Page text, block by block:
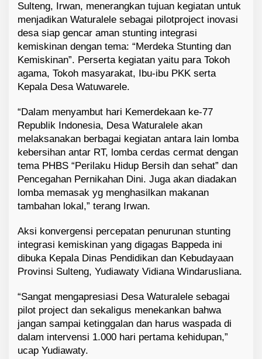
Sulteng, Irwan, menerangkan tujuan kegiatan untuk
menjadikan Waturalele sebagai pilotproject inovasi
desa siap gencar aman stunting integrasi
kemiskinan dengan tema: “Merdeka Stunting dan
Kemiskinan”. Perserta kegiatan yaitu para Tokoh
agama, Tokoh masyarakat, Ibu-ibu PKK serta
Kepala Desa Watuwarele.
“Dalam menyambut hari Kemerdekaan ke-77
Republik Indonesia, Desa Waturalele akan
melaksanakan berbagai kegiatan antara lain lomba
kebersihan antar RT, lomba cerdas cermat dengan
tema PHBS “Perilaku Hidup Bersih dan sehat” dan
Pencegahan Pernikahan Dini. Juga akan diadakan
lomba memasak yg menghasilkan makanan
tambahan lokal,” terang Irwan.
Aksi konvergensi percepatan penurunan stunting
integrasi kemiskinan yang digagas Bappeda ini
dibuka Kepala Dinas Pendidikan dan Kebudayaan
Provinsi Sulteng, Yudiawaty Vidiana Windarusliana.
“Sangat mengapresiasi Desa Waturalele sebagai
pilot project dan sekaligus menekankan bahwa
jangan sampai ketinggalan dan harus waspada di
dalam intervensi 1.000 hari pertama kehidupan,”
ucap Yudiawaty.